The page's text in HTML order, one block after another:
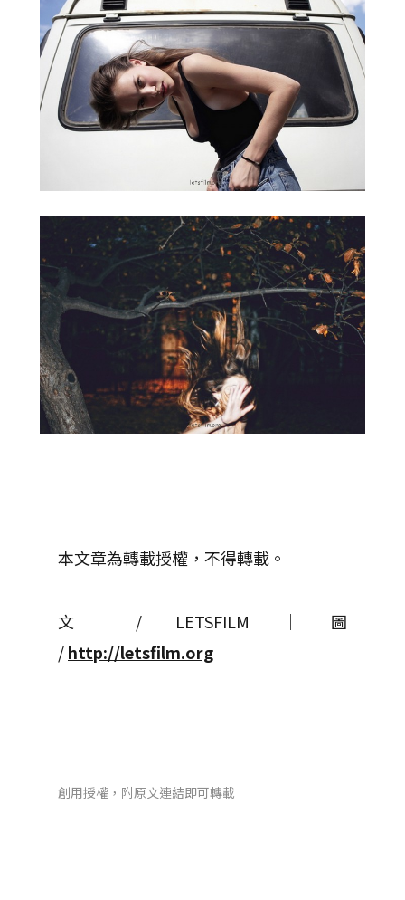
本文章為轉載授權，不得轉載。
文 / LETSFILM │ 圖
/http://letsfilm.org
創用授權，附原文連結即可轉載